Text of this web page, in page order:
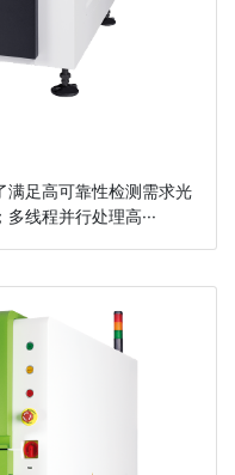
满足高可靠性检测需求光
线程并行处理高···